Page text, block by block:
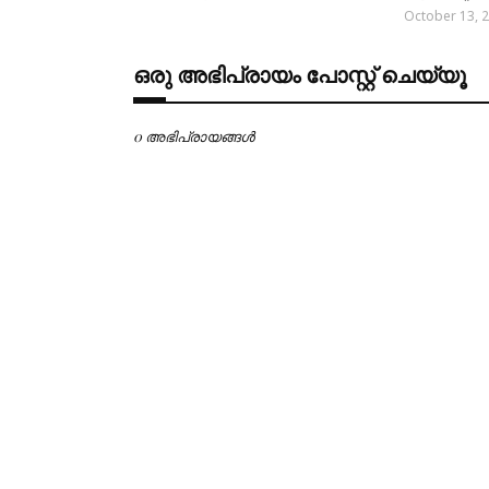
October 13,
ഒരു അഭിപ്രായം പോസ്റ്റ് ചെയ്യൂ
0 അഭിപ്രായങ്ങള്‍